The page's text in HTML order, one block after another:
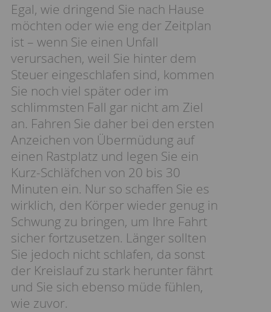
Egal, wie dringend Sie nach Hause
möchten oder wie eng der Zeitplan
ist – wenn Sie einen Unfall
verursachen, weil Sie hinter dem
Steuer eingeschlafen sind, kommen
Sie noch viel später oder im
schlimmsten Fall gar nicht am Ziel
an. Fahren Sie daher bei den ersten
Anzeichen von Übermüdung auf
einen Rastplatz und legen Sie ein
Kurz-Schläfchen von 20 bis 30
Minuten ein. Nur so schaffen Sie es
wirklich, den Körper wieder genug in
Schwung zu bringen, um Ihre Fahrt
sicher fortzusetzen. Länger sollten
Sie jedoch nicht schlafen, da sonst
der Kreislauf zu stark herunter fährt
und Sie sich ebenso müde fühlen,
wie zuvor.